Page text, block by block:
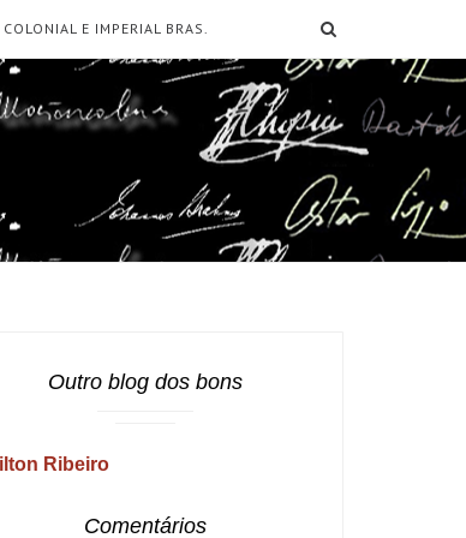
E IMPERIAL BRAS.
Outro blog dos bons
Ribeiro
Comentários